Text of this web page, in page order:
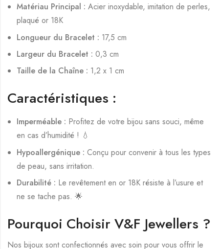
Matériau Principal : Acier inoxydable, imitation de perles,
plaqué or 18K
Longueur du Bracelet : 17,5 cm
Largeur du Bracelet : 0,3 cm
Taille de la Chaîne : 1,2 x 1 cm
Caractéristiques :
Imperméable : Profitez de votre bijou sans souci, même
en cas d’humidité ! 💧
Hypoallergénique : Conçu pour convenir à tous les types
de peau, sans irritation.
Durabilité : Le revêtement en or 18K résiste à l’usure et
ne se tache pas. 🌟
Pourquoi Choisir V&F Jewellers ?
Nos bijoux sont confectionnés avec soin pour vous offrir le